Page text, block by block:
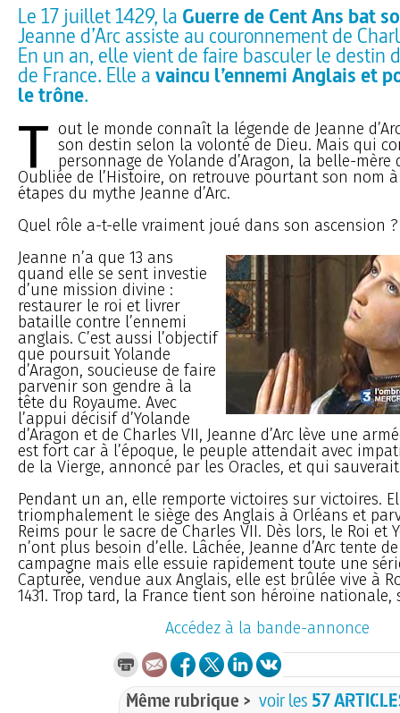
Le 17 juillet 1429, la Guerre de Cent Ans bat
Jeanne d’Arc assiste au couronnement de
En un an, elle vient de faire basculer le destin
de France. Elle avaincu l’ennemi Anglais et
le trône.
T out le monde connaît la légende de Jeanne
son destin selon la volonté de Dieu. Mais qui
personnage de Yolande d’Aragon, la belle-mère
Oubliée de l’Histoire, on retrouve pourtant son nom
étapes du mythe Jeanne d’Arc.
Quel rôle a-t-elle vraiment joué dans son ascension ?
Jeanne n’a que 13 ans
quand elle se sent investie
d’une mission divine :
restaurer le roi et livrer
bataille contre l’ennemi
anglais. C’est aussi l’objectif
que poursuit Yolande
d’Aragon, soucieuse de faire
parvenir son gendre à la
tête du Royaume. Avec
l’appui décisif d’Yolande
d’Aragon et de Charles VII, Jeanne d’Arc lève une
est fort car à l’époque, le peuple attendait avec
de la Vierge, annoncé par les Oracles, et qui
Pendant un an, elle remporte victoires sur victoires.
triomphalement le siège des Anglais à Orléans et
Reims pour le sacre de Charles VII. Dès lors, le Roi et
n’ont plus besoin d’elle. Lâchée, Jeanne d’Arc tente
campagne mais elle essuie rapidement toute une
Capturée, vendue aux Anglais, elle est brûlée vive à
1431. Trop tard, la France tient son héroïne nationale,
Accédez à la bande-annonce
Même rubrique > voir les 57